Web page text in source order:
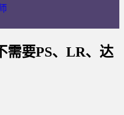
需要PS、LR、达